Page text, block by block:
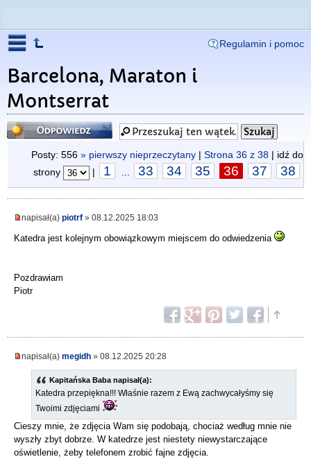
Regulamin i pomoc
Barcelona, Maraton i
Montserrat
Odpowiedz
Posty: 556 » pierwszy nieprzeczytany | Strona 36 z 38 | idź do
strony
| 1 33 34 35 36 37 38
napisał(a) piotrf » 08.12.2025 18:03
Katedra jest kolejnym obowiązkowym miejscem do odwiedzenia
Pozdrawiam
Piotr
napisał(a) megidh » 08.12.2025 20:28
Kapitańska Baba napisał(a):
Katedra przepiękna!!! Właśnie razem z Ewą zachwycałyśmy się
Twoimi zdjęciami
Cieszy mnie, że zdjęcia Wam się podobają, chociaż według mnie nie
wyszły zbyt dobrze. W katedrze jest niestety niewystarczające
oświetlenie, żeby telefonem zrobić fajne zdjęcia.